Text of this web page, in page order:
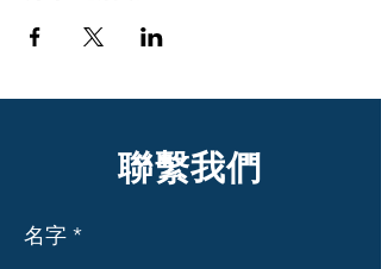
聯繫我們
名字